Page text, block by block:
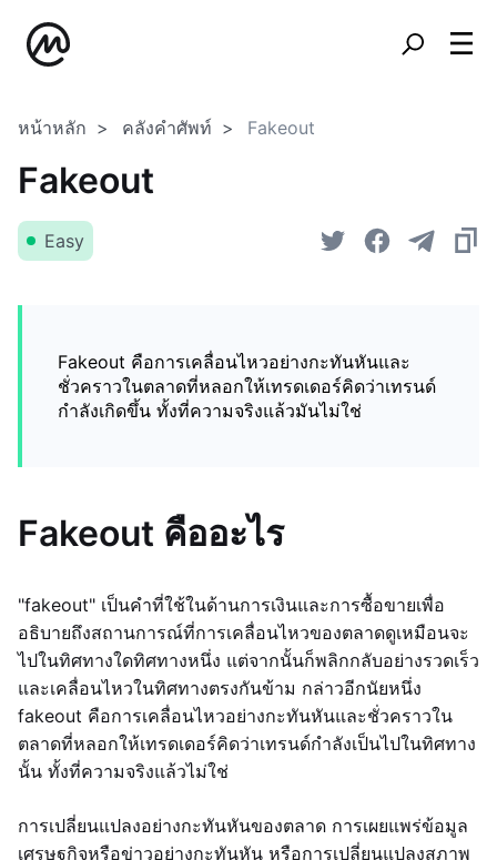
หน้าหลัก คลังคำศัพท์ Fakeout
Fakeout
Easy
Fakeout คือการเคลื่อนไหวอย่างกะทันหันและ
ชั่วคราวในตลาดที่หลอกให้เทรดเดอร์คิดว่าเทรนด์
กำลังเกิดขึ้น ทั้งที่ความจริงแล้วมันไม่ใช่
Fakeout คืออะไร
"fakeout" เป็นคำที่ใช้ในด้านการเงินและการซื้อขายเพื่อ
อธิบายถึงสถานการณ์ที่การเคลื่อนไหวของตลาดดูเหมือนจะ
ไปในทิศทางใดทิศทางหนึ่ง แต่จากนั้นก็พลิกกลับอย่างรวดเร็ว
และเคลื่อนไหวในทิศทางตรงกันข้าม กล่าวอีกนัยหนึ่ง
fakeout คือการเคลื่อนไหวอย่างกะทันหันและชั่วคราวใน
ตลาดที่หลอกให้เทรดเดอร์คิดว่าเทรนด์กำลังเป็นไปในทิศทาง
นั้น ทั้งที่ความจริงแล้วไม่ใช่
การเปลี่ยนแปลงอย่างกะทันหันของตลาด การเผยแพร่ข้อมูล
เศรษฐกิจหรือข่าวอย่างกะทันหัน หรือการเปลี่ยนแปลงสภาพ